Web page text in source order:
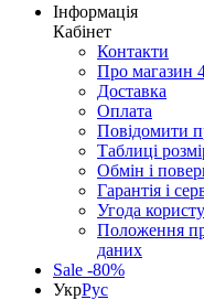
Інформація
Кабінет
Контакти
Про магазин
Доставка
Оплата
Повідомити
Таблиці
Обмін і
Гарантія і
Угода
Положення
даних
Sale -80%
УкрРус